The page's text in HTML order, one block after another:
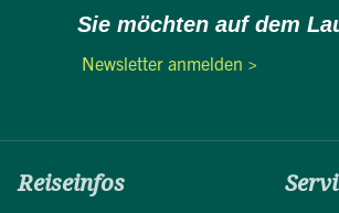
Sie möchten auf dem
Newsletter anmelden >
Reiseinfos